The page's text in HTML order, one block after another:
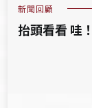
新聞回顧
抬頭看看 哇